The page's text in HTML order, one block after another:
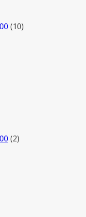
10товаров
2